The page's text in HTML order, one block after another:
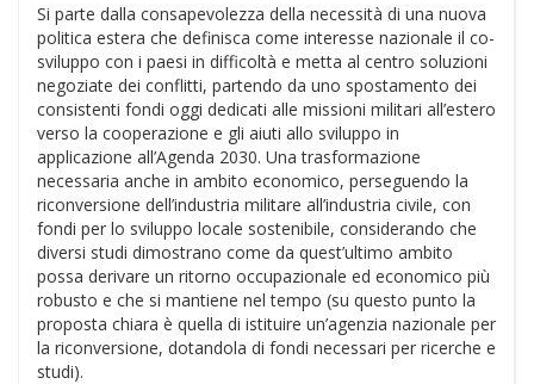
Si parte dalla consapevolezza della necessità di una nuova
politica estera che definisca come interesse nazionale il co-
sviluppo con i paesi in difficoltà e metta al centro soluzioni
negoziate dei conflitti, partendo da uno spostamento dei
consistenti fondi oggi dedicati alle missioni militari all’estero
verso la cooperazione e gli aiuti allo sviluppo in
applicazione all’Agenda 2030. Una trasformazione
necessaria anche in ambito economico, perseguendo la
riconversione dell’industria militare all’industria civile, con
fondi per lo sviluppo locale sostenibile, considerando che
diversi studi dimostrano come da quest’ultimo ambito
possa derivare un ritorno occupazionale ed economico più
robusto e che si mantiene nel tempo (su questo punto la
proposta chiara è quella di istituire un’agenzia nazionale per
la riconversione, dotandola di fondi necessari per ricerche e
studi).